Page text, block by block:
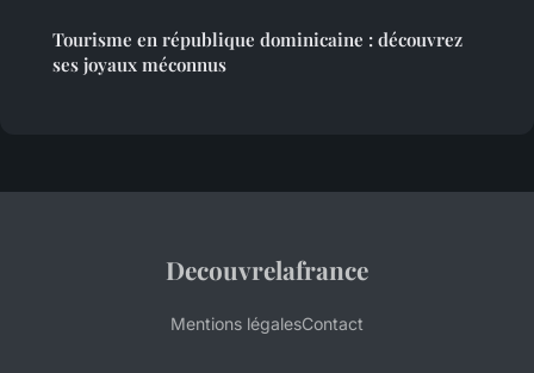
Tourisme en république dominicaine : découvrez
ses joyaux méconnus
Decouvrelafrance
Mentions légalesContact